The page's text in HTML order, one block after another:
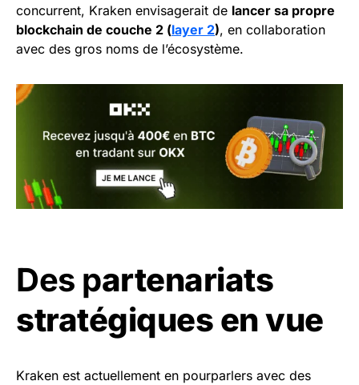
concurrent, Kraken envisagerait de lancer sa propre
blockchain de couche 2 (layer 2), en collaboration
avec des gros noms de l’écosystème.
Des partenariats
stratégiques en vue
Kraken est actuellement en pourparlers avec des